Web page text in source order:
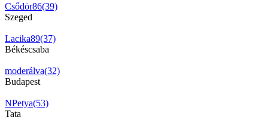
Csődör86(39)
Szeged
Lacika89(37)
Békéscsaba
moderálva(32)
Budapest
NPetya(53)
Tata